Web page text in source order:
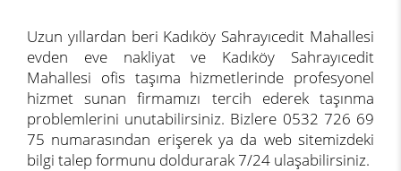
Uzun yıllardan beri Kadıköy Sahrayıcedit Mahallesi
evden eve nakliyat ve Kadıköy Sahrayıcedit
Mahallesi ofis taşıma hizmetlerinde profesyonel
hizmet sunan firmamızı tercih ederek taşınma
problemlerini unutabilirsiniz. Bizlere 0532 726 69
75 numarasından erişerek ya da web sitemizdeki
bilgi talep formunu doldurarak 7/24 ulaşabilirsiniz.